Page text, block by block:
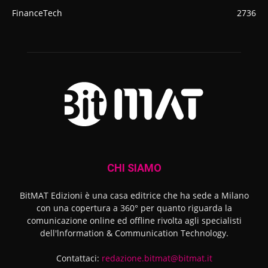
FinanceTech
2736
CHI SIAMO
BitMAT Edizioni è una casa editrice che ha sede a Milano
con una copertura a 360° per quanto riguarda la
comunicazione online ed offline rivolta agli specialisti
dell'lnformation & Communication Technology.
Contattaci: redazione.bitmat@bitmat.it